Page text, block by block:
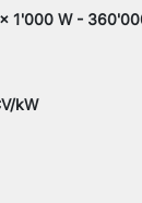
1'000 W -
kW